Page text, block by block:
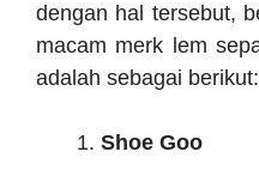
dengan hal tersebut,
macam merk lem
adalah sebagai berikut:
Shoe Goo